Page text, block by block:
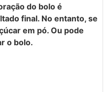
do bolo é
final. No entanto, se
em pó. Ou pode
o bolo.